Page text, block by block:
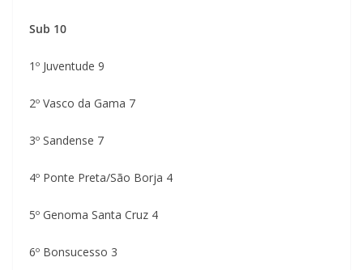
Sub 10
1º Juventude 9
2º Vasco da Gama 7
3º Sandense 7
4º Ponte Preta/São Borja 4
5º Genoma Santa Cruz 4
6º Bonsucesso 3